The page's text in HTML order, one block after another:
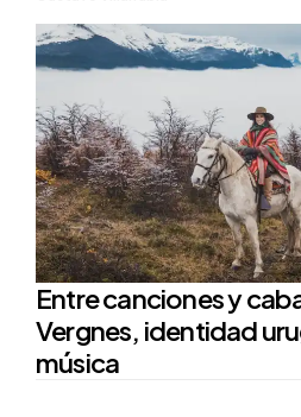
Entre canciones y
Vergnes, identidad
música